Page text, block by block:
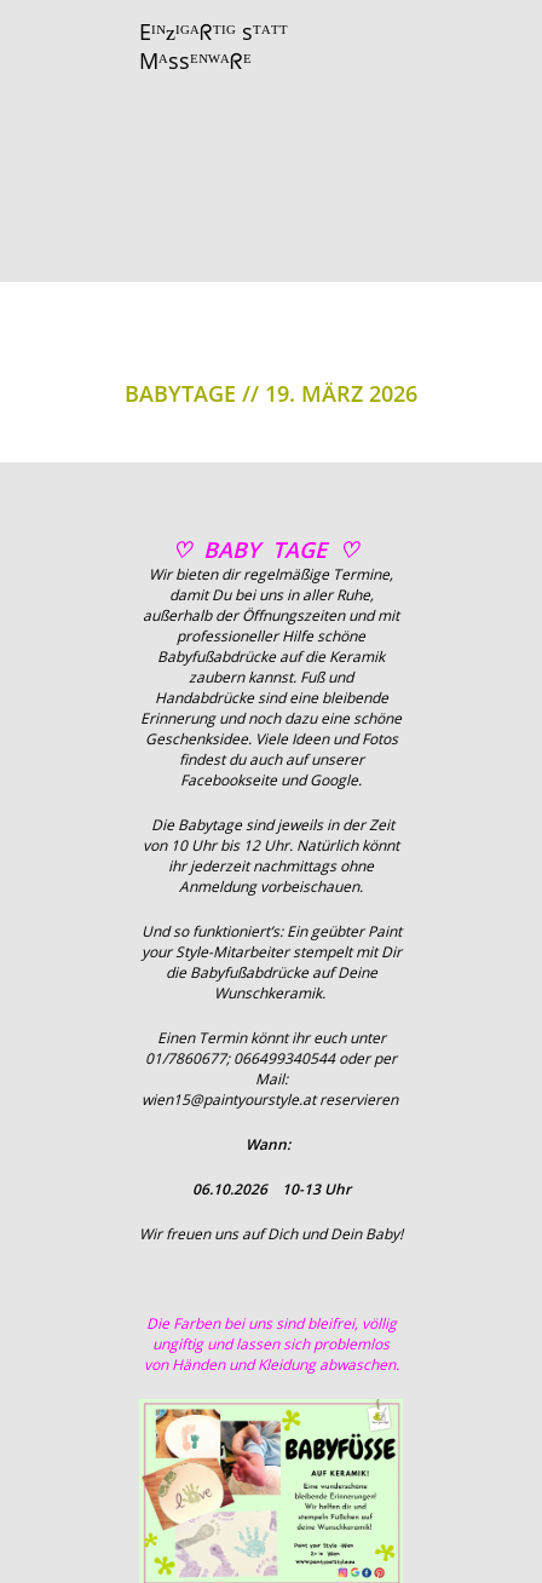
Eᴵᴺᴢᴵᴳᴬᖇᵀᴵᴳ sᵀᴬᵀᵀ
Mᴬssᴱᴺᵂᴬᖇᴱ
BABYTAGE 19. MÄRZ 2026
♡ BABY TAGE ♡
Wir bieten dir regelmäßige Termine,
damit Du bei uns in aller Ruhe,
außerhalb der Öffnungszeiten und mit
professioneller Hilfe schöne
Babyfußabdrücke auf die Keramik
zaubern kannst. Fuß und
Handabdrücke sind eine bleibende
Erinnerung und noch dazu eine schöne
Geschenksidee. Viele Ideen und Fotos
findest du auch auf unserer
Facebookseite und Google.
Die Babytage sind jeweils in der Zeit
von 10 Uhr bis 12 Uhr. Natürlich könnt
ihr jederzeit nachmittags ohne
Anmeldung vorbeischauen.
Und so funktioniert’s: Ein geübter Paint
your Style-Mitarbeiter stempelt mit Dir
die Babyfußabdrücke auf Deine
Wunschkeramik.
Einen Termin könnt ihr euchunter
01/7860677; 066499340544 oderper
Mail:
wien15@paintyourstyle.at reservieren
Wann:
06.10.2026 10-13 Uhr
Wir freuen uns auf Dich und Dein Baby!
Die Farben bei uns sind bleifrei, völlig
ungiftig und lassen sich problemlos
von Händen und Kleidung abwaschen.